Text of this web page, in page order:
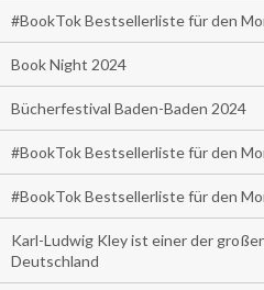
#BookTok Bestsellerliste für den
Book Night 2024
Bücherfestival Baden-Baden 2024
#BookTok Bestsellerliste für den
#BookTok Bestsellerliste für den
Karl-Ludwig Kley ist einer der
Deutschland